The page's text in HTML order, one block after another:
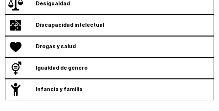
Desigualdad
Discapacidad intelectual
Drogas y salud
Igualdad de género
Infancia y familia